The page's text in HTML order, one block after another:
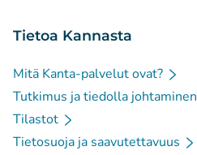
Tietoa Kannasta
Mitä Kanta-palvelut ovat?
Tutkimus ja tiedolla johtaminen
Tilastot
Tietosuoja ja saavutettavuus